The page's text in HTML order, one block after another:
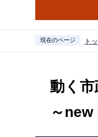
現在のページ ト
動く市
～